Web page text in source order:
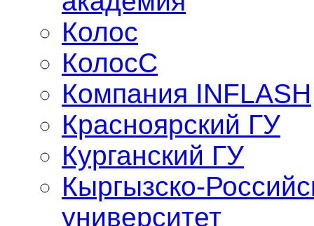
Колос
КолосС
Компания INFLASH
Красноярский ГУ
Курганский ГУ
Кыргызско-
университет